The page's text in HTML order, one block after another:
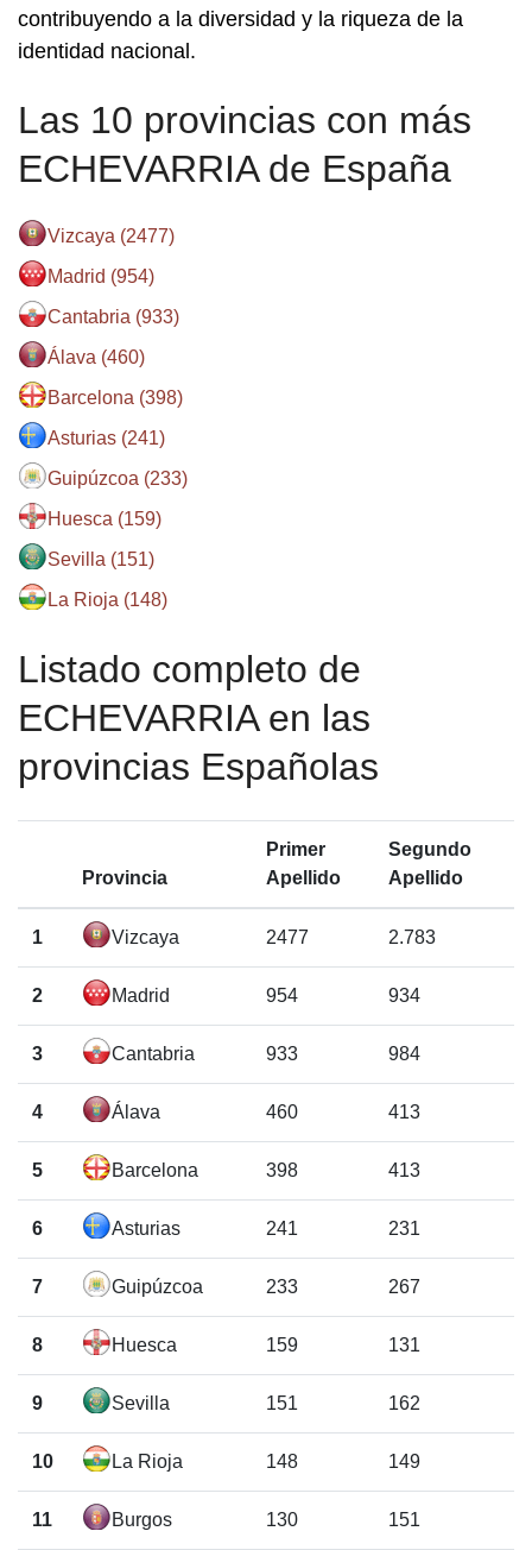
contribuyendo a la diversidad y la riqueza de la
identidad nacional.
Las 10 provincias con más
ECHEVARRIA de España
Vizcaya (2477)
Madrid (954)
Cantabria (933)
Álava (460)
Barcelona (398)
Asturias (241)
Guipúzcoa (233)
Huesca (159)
Sevilla (151)
La Rioja (148)
Listado completo de
ECHEVARRIA en las
provincias Españolas
Provincia
Primer
Apellido
Segundo
Apellido
1 Vizcaya 2477 2.783
2 Madrid 954 934
3 Cantabria 933 984
4 Álava 460 413
5 Barcelona 398 413
6 Asturias 241 231
7 Guipúzcoa 233 267
8 Huesca 159 131
9 Sevilla 151 162
10 La Rioja 148 149
11 Burgos 130 151